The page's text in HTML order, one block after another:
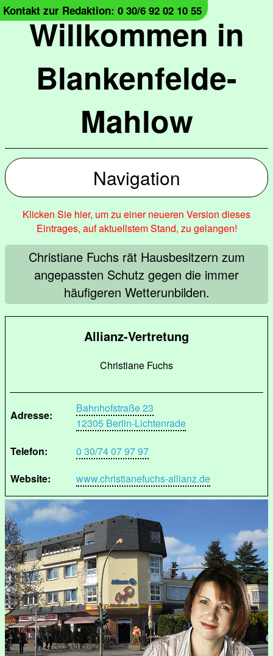
Willkommen in
Blankenfelde-
Mahlow
Kontakt zur Redaktion: 0 30/6 92 02 10 55
Navigation
Klicken Sie hier, um zu einer neueren Version dieses
Eintrages, auf aktuellstem Stand, zu gelangen!
Christiane Fuchs rät Hausbesitzern zum
angepassten Schutz gegen die immer
häufigeren Wetterunbilden.
Allianz-Vertretung
Christiane Fuchs
Adresse:
Bahnhofstraße 23
12305 Berlin-Lichtenrade
Telefon:
0 30/74 07 97 97
Website:
www.christianefuchs-allianz.de